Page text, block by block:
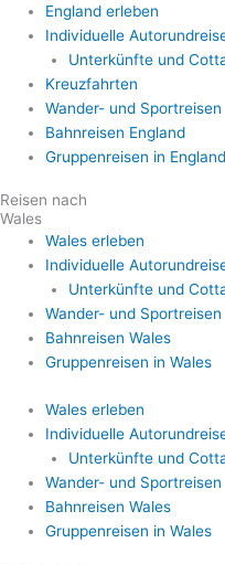
England erleben
Individuelle
Unterkünfte und
Kreuzfahrten
Wander- und Sportreisen
Bahnreisen England
Gruppenreisen in England
Reisen nach
Wales
Wales erleben
Individuelle
Unterkünfte und
Wander- und Sportreisen
Bahnreisen Wales
Gruppenreisen in Wales
Wales erleben
Individuelle
Unterkünfte und
Wander- und Sportreisen
Bahnreisen Wales
Gruppenreisen in Wales